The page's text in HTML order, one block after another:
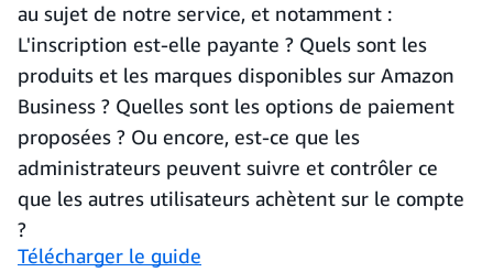
au sujet de notre service, et notamment :
L'inscription est-elle payante ? Quels sont les
produits et les marques disponibles sur Amazon
Business ? Quelles sont les options de paiement
proposées ? Ou encore, est-ce que les
administrateurs peuvent suivre et contrôler ce
que les autres utilisateurs achètent sur le compte
?
Télécharger le guide